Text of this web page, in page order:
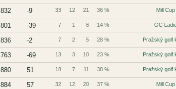
832 -9 33 12 21 36 % Mill
801 -39 7 1 6 14 % GC
836 -2 7 2 5 28 % Pražský golf
763 -69 13 3 10 23 % Pražský golf
880 51 18 7 11 38 % Pražský golf
884 57 32 12 20 37 % Mill